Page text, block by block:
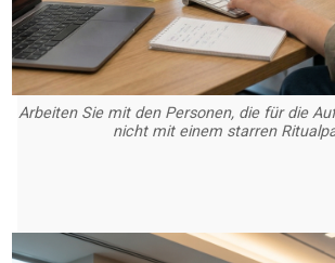
Arbeiten Sie mit den Personen, die für die
nicht mit einem starren